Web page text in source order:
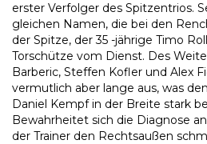
erster Verfolger des Spitzentrios.
gleichen Namen, die bei den
der Spitze, der 35 -jährige Timo
Torschütze vom Dienst. Des
Barberic, Steffen Kofler und Alex
vermutlich aber lange aus, was
Daniel Kempf in der Breite stark
Bewahrheitet sich die Diagnose
der Trainer den Rechtsaußen